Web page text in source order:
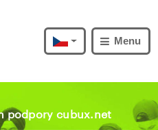
Menu
podpory cubux.net